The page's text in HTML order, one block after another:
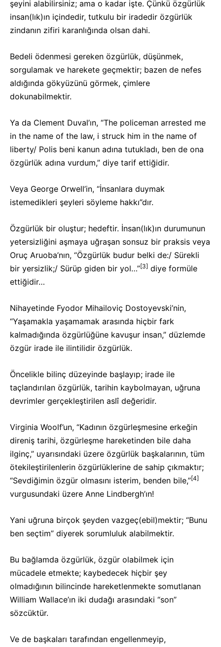
şeyini alabilirsiniz; ama o kadar işte. Çünkü özgürlük
insan(lık)ın içindedir, tutkulu bir iradedir özgürlük
zindanın zifiri karanlığında olsan dahi.
Bedeli ödenmesi gereken özgürlük, düşünmek,
sorgulamak ve harekete geçmektir; bazen de nefes
aldığında gökyüzünü görmek, çimlere
dokunabilmektir.
Ya da Clement Duval’ın, “The policeman arrested me
in the name of the law, i struck him in the name of
liberty/ Polis beni kanun adına tutukladı, ben de ona
özgürlük adına vurdum,” diye tarif ettiğidir.
Veya George Orwell’in, “İnsanlara duymak
istemedikleri şeyleri söyleme hakkı”dır.
Özgürlük bir oluştur; hedeftir. İnsan(lık)ın durumunun
yetersizliğini aşmaya uğraşan sonsuz bir praksis veya
Oruç Aruoba’nın, “Özgürlük budur belki de:/ Sürekli
bir yersizlik;/ Sürüp giden bir yol…”[3] diye formüle
ettiğidir…
Nihayetinde Fyodor Mihailoviç Dostoyevski’nin,
“Yaşamakla yaşamamak arasında hiçbir fark
kalmadığında özgürlüğüne kavuşur insan,” düzlemde
özgür irade ile ilintilidir özgürlük.
Öncelikle bilinç düzeyinde başlayıp; irade ile
taçlandırılan özgürlük, tarihin kaybolmayan, uğruna
devrimler gerçekleştirilen aslî değeridir.
Virginia Woolf’un, “Kadının özgürleşmesine erkeğin
direniş tarihi, özgürleşme hareketinden bile daha
ilginç,” uyarısındaki üzere özgürlük başkalarının, tüm
ötekileştirilenlerin özgürlüklerine de sahip çıkmaktır;
“Sevdiğimin özgür olmasını isterim, benden bile,”[4]
vurgusundaki üzere Anne Lindbergh’ın!
Yani uğruna birçok şeyden vazgeç(ebil)mektir; “Bunu
ben seçtim” diyerek sorumluluk alabilmektir.
Bu bağlamda özgürlük, özgür olabilmek için
mücadele etmekte; kaybedecek hiçbir şey
olmadığının bilincinde hareketlenmekte somutlanan
William Wallace’ın iki dudağı arasındaki “son”
sözcüktür.
Ve de başkaları tarafından engellenmeyip,